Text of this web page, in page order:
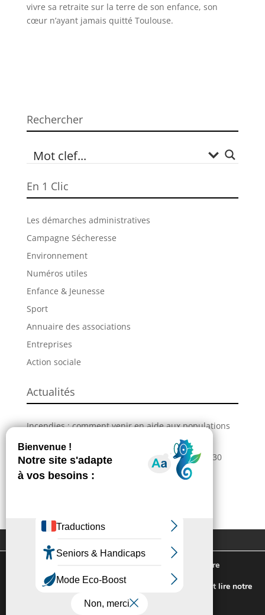
vivre sa retraite sur la terre de son enfance, son
cœur n’ayant jamais quitté Toulouse.
Rechercher
En 1 Clic
Les démarches administratives
Campagne Sécheresse
Environnement
Numéros utiles
Enfance & Jeunesse
Sport
Annuaire des associations
Entreprises
Action sociale
Actualités
Incendies : comment venir en aide aux populations
La Grande Fête de L’Union revient les 28, 29 et 30
août !
Contactez-nous
Plan du site
Mentions légales
Politique de confidentialité
Nous utilisons des cookies pour vous offrir la meilleure
expérience sur notre site.
Pour connaitre les cookies utilisés ou les désactiver et lire notre
politique de confidentialité,
cliquez-ici